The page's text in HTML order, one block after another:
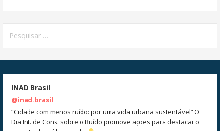
por:
INAD Brasil
@inad.brasil
“Cidade com menos ruído: por uma vida urbana sustentável” O
Dia Int. de Cons. sobre o Ruído promove ações para destacar o